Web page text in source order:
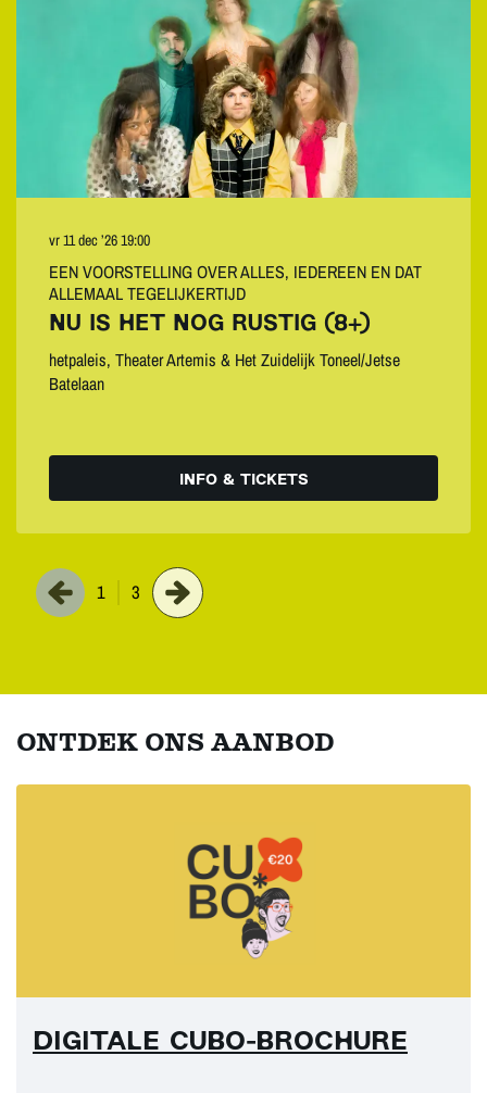
NU IS HET NOG RUSTIG (8+)
hetpaleis, Theater Artemis & Het Zuidelijk Toneel/Jetse
Batelaan
EEN VOORSTELLING OVER ALLES, IEDEREEN EN DAT
ALLEMAAL TEGELIJKERTIJD
vr 11 dec ’2619:00
INFO & TICKETS
1 3
ONTDEK ONS AANBOD
DIGITALE CUBO-BROCHURE